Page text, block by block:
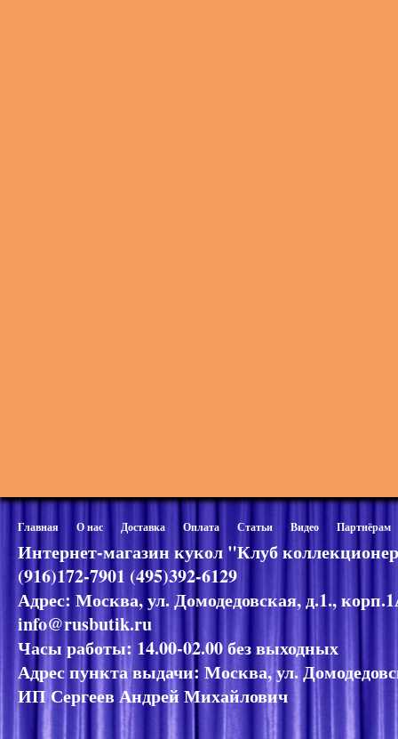
Главная О нас Доставка Оплата Статьи Видео Партнёрам
Интернет-магазин кукол "Клуб
(916)172-7901 (495)392-6129
Адрес: Москва, ул. Домодедовская, д.1.,
info@rusbutik.ru
Часы работы: 14.00-02.00 без выходных
Адрес пункта выдачи: Москва, ул.
ИП Сергеев Андрей Михайлович